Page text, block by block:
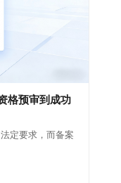
格预审到成功
定要求，而备案